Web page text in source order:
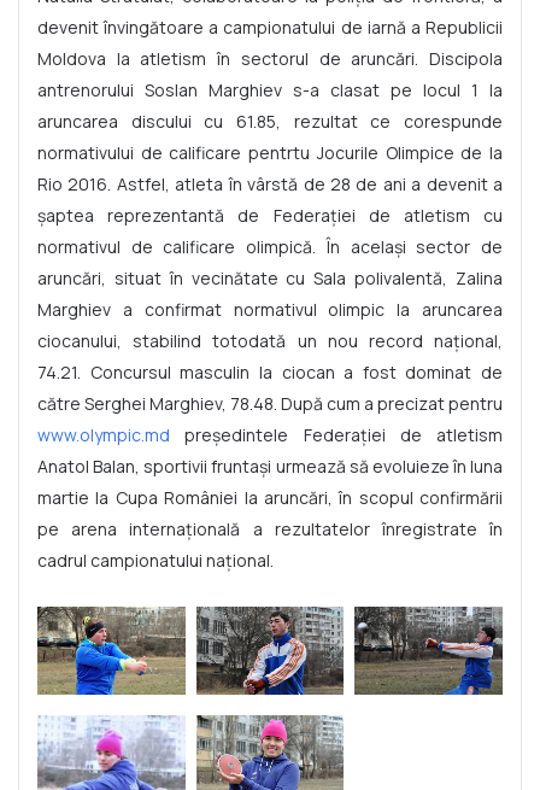
devenit învingătoare a campionatului de iarnă a Republicii
Moldova la atletism în sectorul de aruncări. Discipola
antrenorului Soslan Marghiev s-a clasat pe locul 1 la
aruncarea discului cu 61.85, rezultat ce corespunde
normativului de calificare pentrtu Jocurile Olimpice de la
Rio 2016. Astfel, atleta în vârstă de 28 de ani a devenit a
şaptea reprezentantă de Federaţiei de atletism cu
normativul de calificare olimpică. În acelaşi sector de
aruncări, situat în vecinătate cu Sala polivalentă, Zalina
Marghiev a confirmat normativul olimpic la aruncarea
ciocanului, stabilind totodată un nou record naţional,
74.21. Concursul masculin la ciocan a fost dominat de
către Serghei Marghiev, 78.48. După cum a precizat pentru
www.olympic.md preşedintele Federaţiei de atletism
Anatol Balan, sportivii fruntaşi urmează să evoluieze în luna
martie la Cupa României la aruncări, în scopul confirmării
pe arena internaţională a rezultatelor înregistrate în
cadrul campionatului naţional.